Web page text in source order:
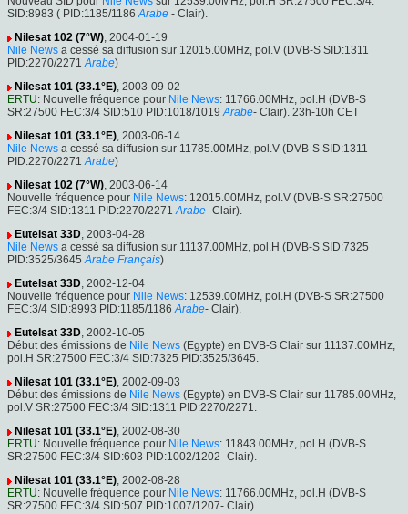
SID:8983 ( PID:1185/1186 Arabe - Clair).
Nilesat 102 (7°W), 2004-01-19
Nile News a cessé sa diffusion sur 12015.00MHz, pol.V (DVB-S SID:1311
PID:2270/2271 Arabe)
Nilesat 101 (33.1°E), 2003-09-02
ERTU: Nouvelle fréquence pour Nile News: 11766.00MHz, pol.H (DVB-S
SR:27500 FEC:3/4 SID:510 PID:1018/1019 Arabe- Clair). 23h-10h CET
Nilesat 101 (33.1°E), 2003-06-14
Nile News a cessé sa diffusion sur 11785.00MHz, pol.V (DVB-S SID:1311
PID:2270/2271 Arabe)
Nilesat 102 (7°W), 2003-06-14
Nouvelle fréquence pour Nile News: 12015.00MHz, pol.V (DVB-S SR:27500
FEC:3/4 SID:1311 PID:2270/2271 Arabe- Clair).
Eutelsat 33D, 2003-04-28
Nile News a cessé sa diffusion sur 11137.00MHz, pol.H (DVB-S SID:7325
PID:3525/3645 Arabe Français)
Eutelsat 33D, 2002-12-04
Nouvelle fréquence pour Nile News: 12539.00MHz, pol.H (DVB-S SR:27500
FEC:3/4 SID:8993 PID:1185/1186 Arabe- Clair).
Eutelsat 33D, 2002-10-05
Début des émissions de Nile News (Egypte) en DVB-S Clair sur 11137.00MHz,
pol.H SR:27500 FEC:3/4 SID:7325 PID:3525/3645.
Nilesat 101 (33.1°E), 2002-09-03
Début des émissions de Nile News (Egypte) en DVB-S Clair sur 11785.00MHz,
pol.V SR:27500 FEC:3/4 SID:1311 PID:2270/2271.
Nilesat 101 (33.1°E), 2002-08-30
ERTU: Nouvelle fréquence pour Nile News: 11843.00MHz, pol.H (DVB-S
SR:27500 FEC:3/4 SID:603 PID:1002/1202- Clair).
Nilesat 101 (33.1°E), 2002-08-28
ERTU: Nouvelle fréquence pour Nile News: 11766.00MHz, pol.H (DVB-S
SR:27500 FEC:3/4 SID:507 PID:1007/1207- Clair).